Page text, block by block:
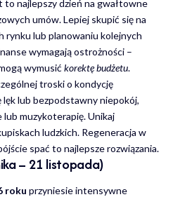
to najlepszy dzień na gwałtowne
umów. Lepiej skupić się na
rynku lub planowaniu kolejnych
wymagają ostrożności –
wymusić korektę budżetu.
troski o kondycję
lęk lub bezpodstawny niepokój,
muzykoterapię. Unikaj
ludzkich. Regeneracja w
spać to najlepsze rozwiązania.
– 21 listopada)
roku przyniesie intensywne